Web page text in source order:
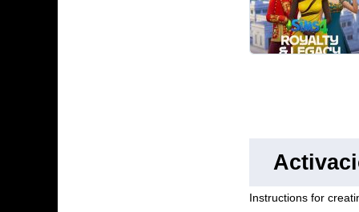
Instructions for